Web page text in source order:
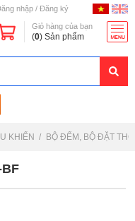
nhập / Đăng ký
Giỏ hàng của bạn
(0) Sản phẩm
KHIỂN BỘ ĐẾM, BỘ ĐẶT